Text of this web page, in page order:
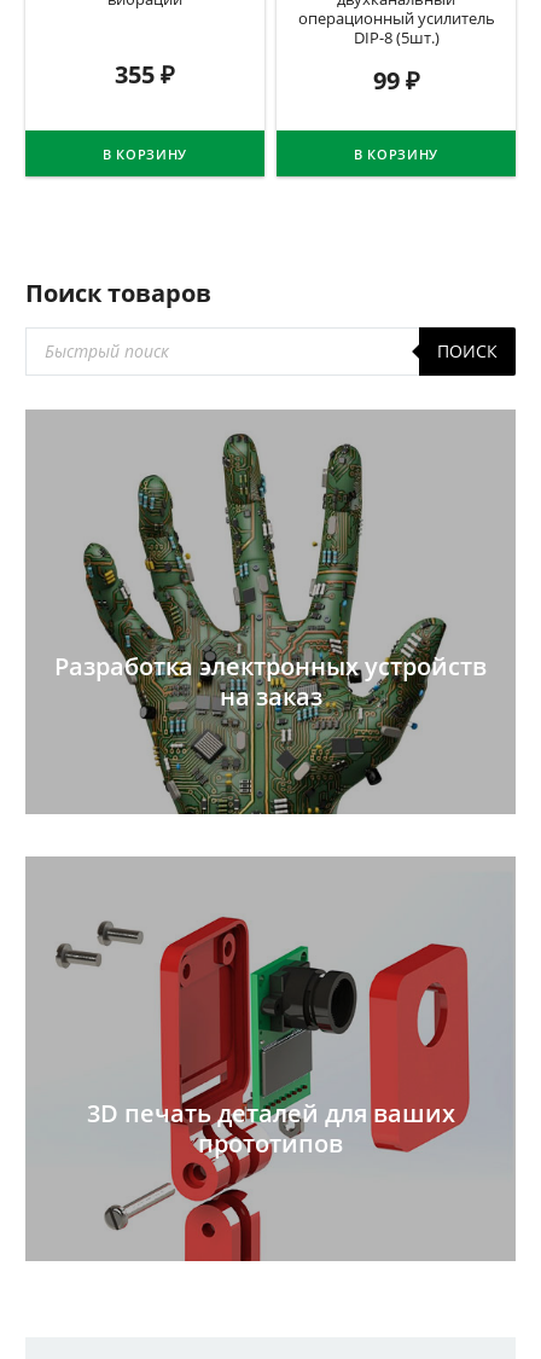
355₽
В КОРЗИНУ
операционный усилитель
DIP-8 (5шт.)
99₽
В КОРЗИНУ
Поиск товаров
товаров
ПОИСК
Разработка электронных устройств
на заказ
3D печать деталей для ваших
прототипов